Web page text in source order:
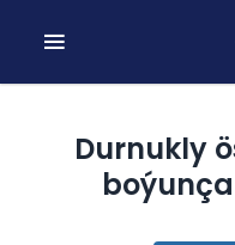
Durnukly